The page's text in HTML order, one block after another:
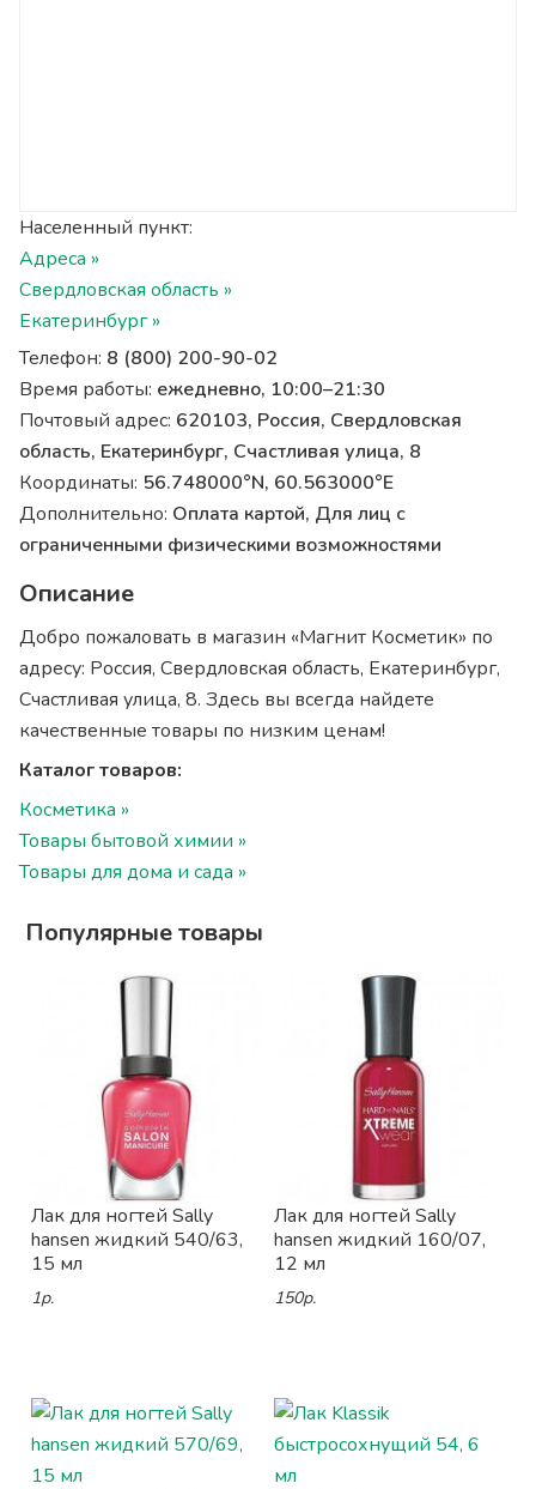
Населенный пункт:
Адреса »
Свердловская область »
Екатеринбург »
Телефон: 8 (800) 200-90-02
Время работы: ежедневно, 10:00–21:30
Почтовый адрес: 620103, Россия, Свердловская
область, Екатеринбург, Счастливая улица, 8
Координаты: 56.748000°N, 60.563000°E
Дополнительно: Оплата картой, Для лиц с
ограниченными физическими возможностями
Описание
Добро пожаловать в магазин «Магнит Косметик» по
адресу: Россия, Свердловская область, Екатеринбург,
Счастливая улица, 8. Здесь вы всегда найдете
качественные товары по низким ценам!
Каталог товаров:
Косметика »
Товары бытовой химии »
Товары для дома и сада »
Популярные товары
Лак для ногтей Sally
hansen жидкий 540/63,
15 мл
1р.
Лак для ногтей Sally
hansen жидкий 160/07,
12 мл
150р.